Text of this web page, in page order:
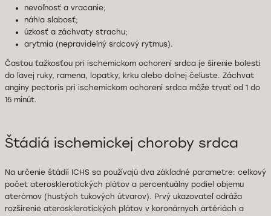
nevoľnosť a vracanie;
náhla slabosť;
úzkosť a záchvaty strachu;
arytmia (nepravidelný srdcový rytmus).
Častou ťažkosťou pri ischemickom ochorení srdca je šírenie bolesti
do ľavej ruky, ramena, lopatky, krku alebo dolnej čeľuste. Záchvat
anginy pectoris pri ischemickom ochorení srdca môže trvať od 1 do
15 minút.
Štádiá ischemickej choroby srdca
Na určenie štádií ICHS sa používajú dva základné parametre: celkový
počet aterosklerotických plátov a percentuálny podiel objemu
aterómov (hustých tukových útvarov). Prvý ukazovateľ odráža
rozšírenie aterosklerotických plátov v koronárnych artériách a